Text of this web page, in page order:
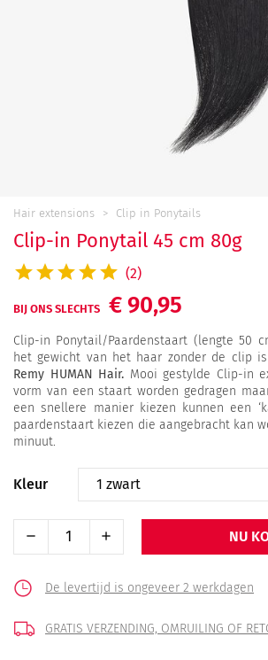
Hair extensions Clip in Ponytails
Clip-in Ponytail 45 cm 80g
(2)
BIJ ONS SLECHTS € 90,95
Clip-in Ponytail/Paardenstaart (lengte 50
het gewicht van het haar zonder de clip is
Remy HUMAN Hair. Mooi gestylde Clip-in
vorm van een staart worden gedragen
een snellere manier kiezen kunnen een
paardenstaart kiezen die aangebracht kan
minuut.
Kleur
NU
De levertijd is ongeveer 2 werkdagen
GRATIS VERZENDING, OMRUILING OF